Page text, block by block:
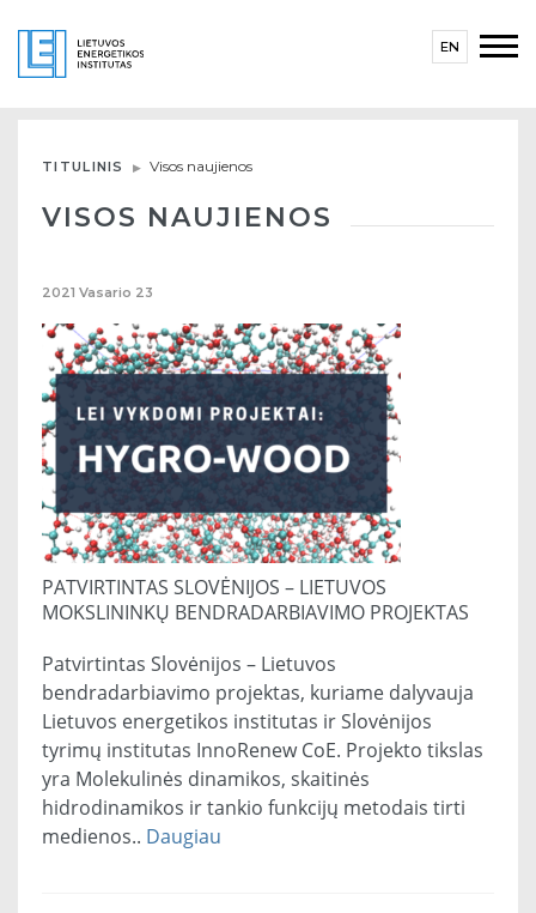
EN
TITULINIS Visos naujienos
VISOS NAUJIENOS
2021 Vasario 23
PATVIRTINTAS SLOVĖNIJOS – LIETUVOS
MOKSLININKŲ BENDRADARBIAVIMO PROJEKTAS
Patvirtintas Slovėnijos – Lietuvos
bendradarbiavimo projektas, kuriame dalyvauja
Lietuvos energetikos institutas ir Slovėnijos
tyrimų institutas InnoRenew CoE. Projekto tikslas
yra Molekulinės dinamikos, skaitinės
hidrodinamikos ir tankio funkcijų metodais tirti
medienos.. Daugiau